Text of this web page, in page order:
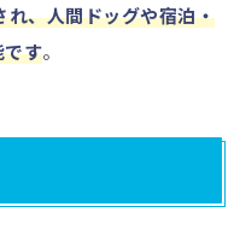
、人間ドッグや宿泊・
です。